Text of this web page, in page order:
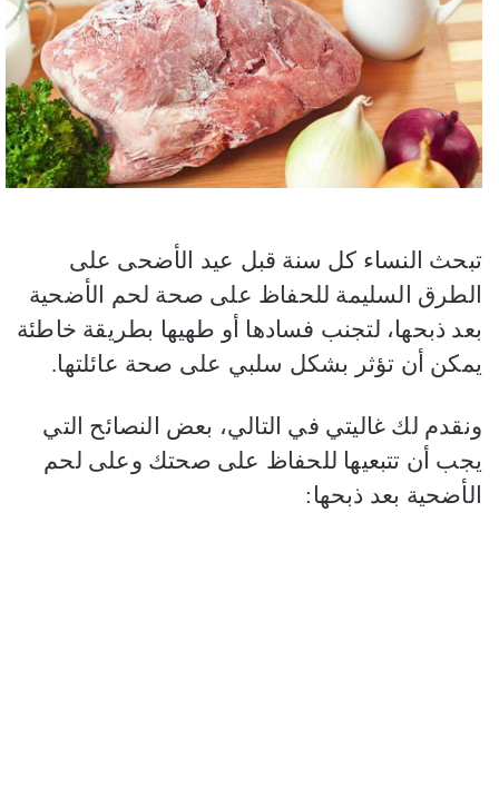
تبحث النساء كل سنة قبل عيد الأضحى على
الطرق السليمة للحفاظ على صحة لحم الأضحية
بعد ذبحها، لتجنب فسادها أو طهيها بطريقة خاطئة
يمكن أن تؤثر بشكل سلبي على صحة عائلتها.
ونقدم لك غاليتي في التالي، بعض النصائح التي
يجب أن تتبعيها للحفاظ على صحتك وعلى لحم
الأضحية بعد ذبحها: